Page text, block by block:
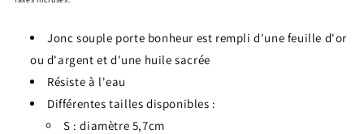
Jonc souple porte bonheur est rempli d'une feuille d'or
ou d'argent et d'une huile sacrée
Résiste à l'eau
Différentes tailles disponibles :
S : diamètre 5,7cm